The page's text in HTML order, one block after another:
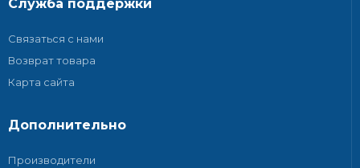
Служба поддержки
Связаться с нами
Возврат товара
Карта сайта
Дополнительно
Производители